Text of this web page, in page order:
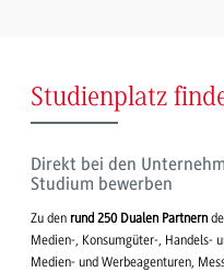
Studienplatz
Direkt bei den
Studium bewerben
Zu den rund 250 Dualen Partnern
Medien-, Konsumgüter-, Handels-
Medien- und Werbeagenturen,